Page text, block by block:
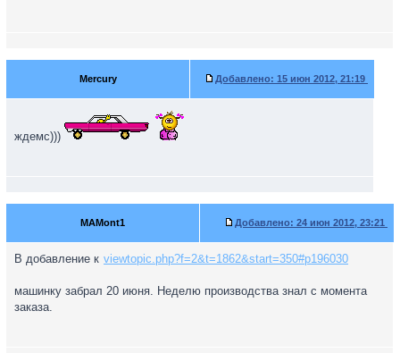
Mercury Добавлено: 15 июн 2012, 21:19
ждемс)))
MAMont1 Добавлено: 24 июн 2012, 23:21
В добавление к viewtopic.php?f=2&t=1862&start=350#p196030
машинку забрал 20 июня. Неделю производства знал с момента
заказа.